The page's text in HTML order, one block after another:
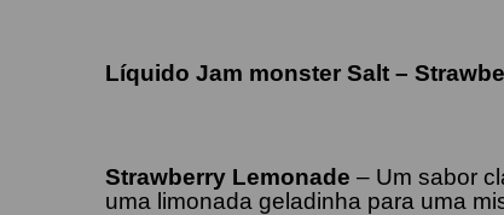
Líquido Jam monster Salt –
Strawberry Lemonade– Um sabor
uma limonada geladinha para uma